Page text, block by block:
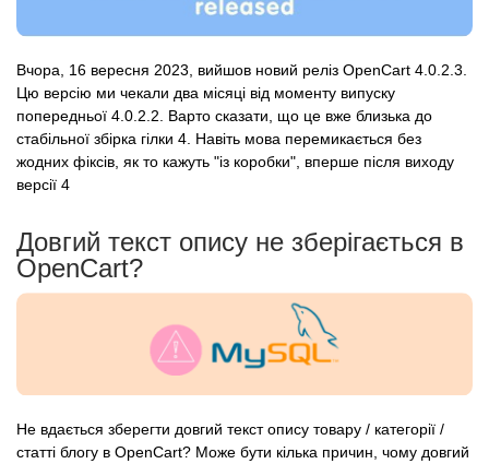
Вчора, 16 вересня 2023, вийшов новий реліз OpenCart 4.0.2.3.
Цю версію ми чекали два місяці від моменту випуску
попередньої 4.0.2.2. Варто сказати, що це вже близька до
стабільної збірка гілки 4. Навіть мова перемикається без
жодних фіксів, як то кажуть "із коробки", вперше після виходу
версії 4
Довгий текст опису не зберігається в
OpenCart?
Не вдається зберегти довгий текст опису товару / категорії /
статті блогу в OpenCart? Може бути кілька причин, чому довгий